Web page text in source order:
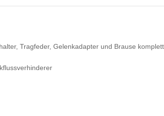
Tragfeder, Gelenkadapter und Brause